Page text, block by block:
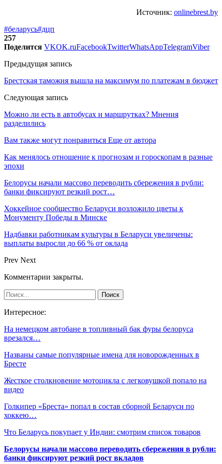
Источник: onlinebrest.by
#беларусь#дцп
257
Поделится VKOK.ruFacebookTwitterWhatsAppTelegramViber
Предыдущая запись
Брестская таможня вышла на максимум по платежам в бюджет
Следующая запись
Можно ли есть в автобусах и маршрутках? Мнения
разделились
Вам также могут понравиться Еще от автора
Как менялось отношение к прогнозам и гороскопам в разные
эпохи
Белорусы начали массово переводить сбережения в рубли:
банки фиксируют резкий рост…
Хоккейное сообщество Беларуси возложило цветы к
Монументу Победы в Минске
Надбавки работникам культуры в Беларуси увеличены:
выплаты выросли до 66 % от оклада
Prev Next
Комментарии закрыты.
Интересное:
На немецком автобане в топливный бак фуры белоруса
врезался…
Названы самые популярные имена для новорожденных в
Бресте
Жесткое столкновение мотоцикла с легковушкой попало на
видео
Голкипер «Бреста» попал в состав сборной Беларуси по
хоккею…
Что Беларусь покупает у Индии: смотрим список товаров
Белорусы начали массово переводить сбережения в рубли:
банки фиксируют резкий рост вкладов